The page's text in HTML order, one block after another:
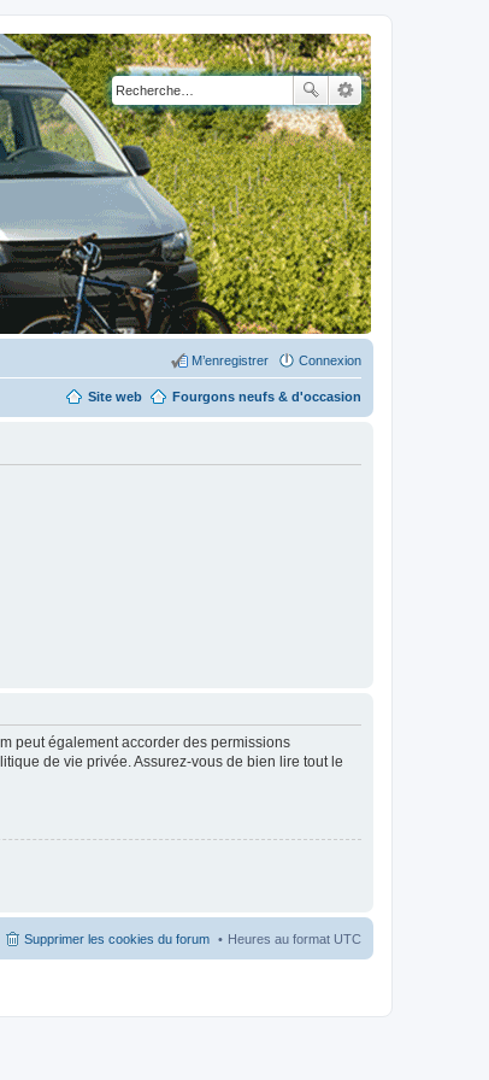
Connexion
M’enregistrer
Fourgons neufs & d'occasion
Site web
peut également accorder des permissions
de vie privée. Assurez-vous de bien lire tout le
Heures au format UTC
Supprimer les cookies du forum